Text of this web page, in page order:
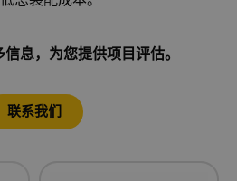
息，为您提供项目评估。
联系我们